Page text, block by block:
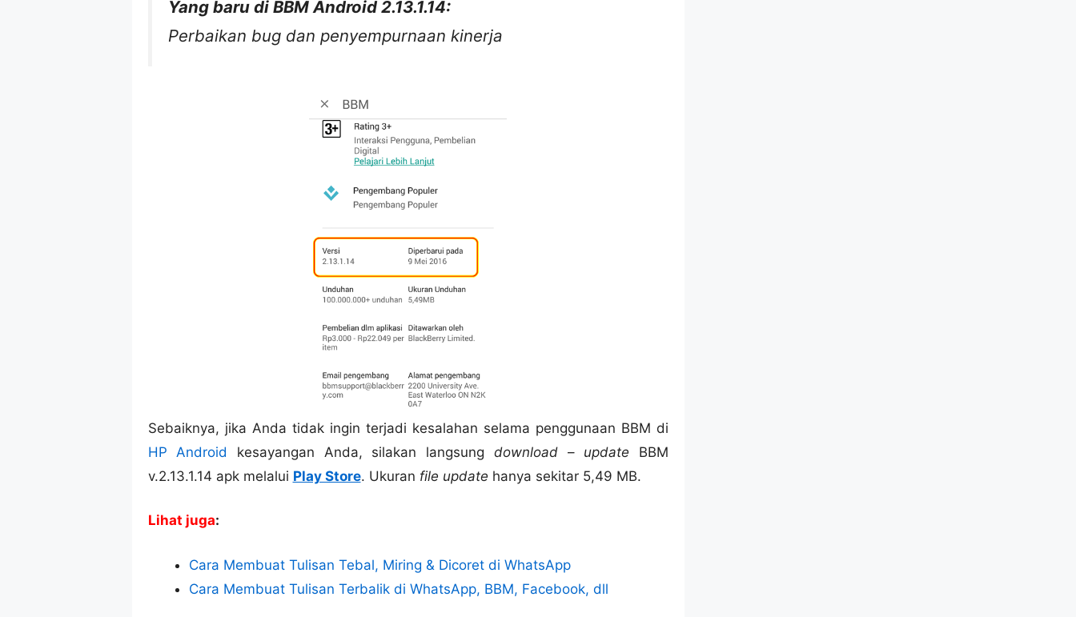
Yang baru di BBM Android 2.13.1.14:
Perbaikan bug dan penyempurnaan kinerja
Sebaiknya, jika Anda tidak ingin terjadi kesalahan selama penggunaan BBM di
HP Android
kesayangan Anda, silakan langsung download– update BBM
v.2.13.1.14 apk melalui Play Store. Ukuran file update hanya sekitar 5,49 MB.
Lihat juga:
Cara Membuat Tulisan Tebal, Miring & Dicoret di WhatsApp
Cara Membuat Tulisan Terbalik di WhatsApp, BBM, Facebook, dll